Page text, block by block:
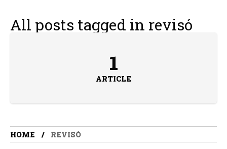
All posts tagged in revisó
1
ARTICLE
HOME REVISÓ